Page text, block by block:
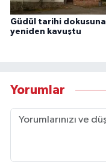
Güdül tarihi dokusuna
yeniden kavuştu
Yorumlar